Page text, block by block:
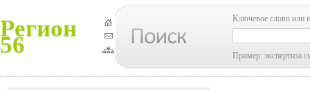
Регион
56
Ключевое слово или
Пример: экспертиза